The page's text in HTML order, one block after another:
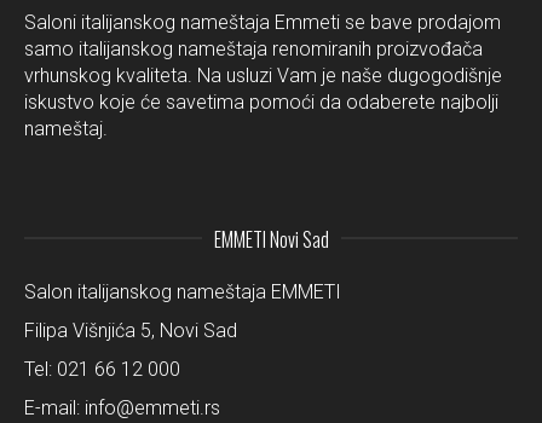
Saloni italijanskog nameštaja Emmeti se bave prodajom
samo italijanskog nameštaja renomiranih proizvođača
vrhunskog kvaliteta. Na usluzi Vam je naše dugogodišnje
iskustvo koje će savetima pomoći da odaberete najbolji
nameštaj.
EMMETI Novi Sad
Salon italijanskog nameštaja EMMETI
Filipa Višnjića 5, Novi Sad
Tel: 021 66 12 000
E-mail: info@emmeti.rs